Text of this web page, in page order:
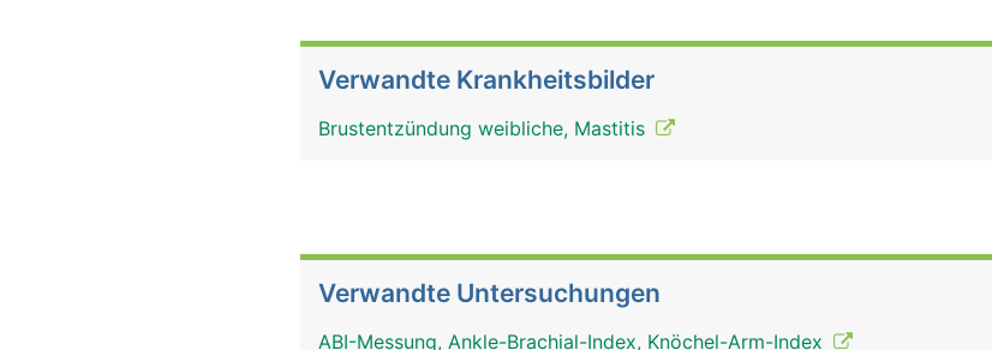
Verwandte Krankheitsbilder
Brustentzündung weibliche, Mastitis
Verwandte Untersuchungen
ABI-Messung, Ankle-Brachial-Index, Knöchel-Arm-Index